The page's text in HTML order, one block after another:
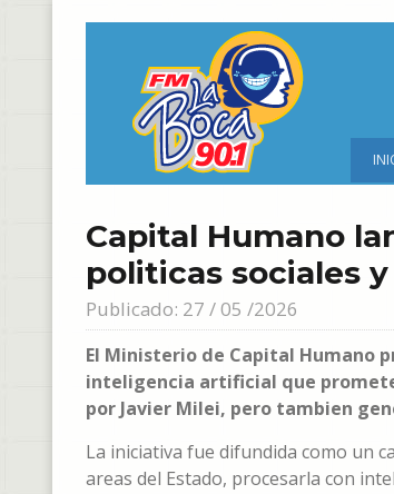
Capital Humano
politicas sociales
Publicado: 27 / 05 /2026
El Ministerio de Capital Humano
inteligencia artificial que
por Javier Milei, pero tambien
La iniciativa fue difundida como un
areas del Estado, procesarla con